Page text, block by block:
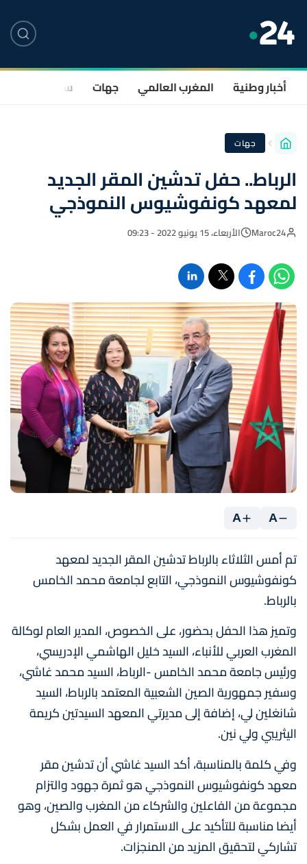
أخبار وطنية المغرب العالمي جهات سياسة
جهات
الرباط.. حفل تدشين المقر الجديد
لمعهد كونفوشيوس النموذجي
Maroc24 الأربعاء، 15 يونيو 2022 - 09:23
A
A
تم أمس الثلاثاء بالرباط تدشين المقر الجديد لمعهد
كونفوشيوس النموذجي، التابع لجامعة محمد الخامس
بالرباط.
وتميز هذا الحفل بحضور، على الخصوص، المدير العام لوكالة
المغرب العربي للأنباء، السيد خليل الهاشمي الإدريسي،
ورئيس جامعة محمد الخامس -الرباط، السيد محمد غاشي،
وسفير جمهورية الصين الشعبية المعتمد بالرباط، السيد
شانغلين لي، إضافة إلى مديرتي المعهد السيدتين كريمة
اليثريبي ولي نين.
وفي كلمة بالمناسبة، أكد السيد غاشي أن تدشين مقر
معهد كونفوشيوس النموذجي هو ثمرة جهود والتزام
مجموعة من الفاعلين والشركاء من المغرب والصين، وهو
أيضا مناسبة للتأكيد على الاستمرار في العمل بشكل
تشاركي لتحقيق المزيد من المنجزات.